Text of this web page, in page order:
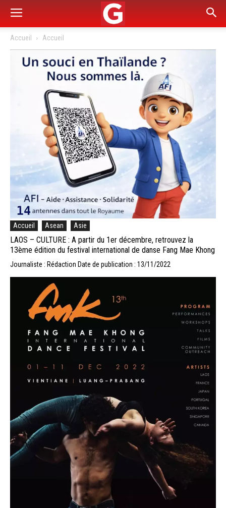
Accueil Accueil
Accueil Asean Asie
LAOS – CULTURE : A partir du 1er décembre, retrouvez la
13ème édition du festival international de danse Fang Mae Khong
Journaliste : Rédaction Date de publication : 13/11/2022